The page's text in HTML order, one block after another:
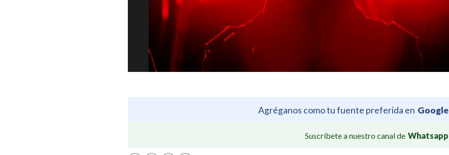
Agréganos como tu fuente preferida en Google
Suscríbete a nuestro canal de Whatsapp